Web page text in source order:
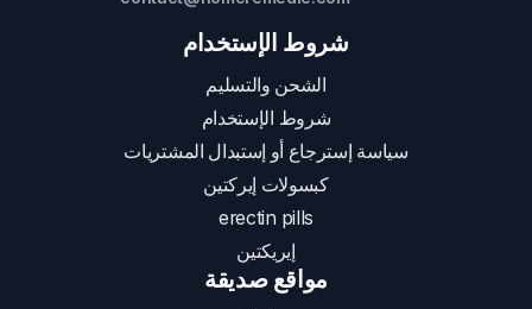
شروط الإستخدام
الشحن والتسليم
شروط الإستخدام
سياسة إسترجاع أو إستبدال المشتريات
كبسولات إيركتين
erectin pills
إيريكتين
مواقع صديقة